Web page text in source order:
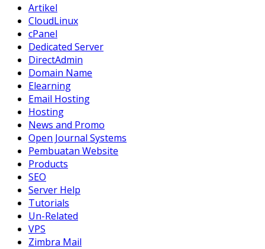
Artikel
CloudLinux
cPanel
Dedicated Server
DirectAdmin
Domain Name
Elearning
Email Hosting
Hosting
News and Promo
Open Journal Systems
Pembuatan Website
Products
SEO
Server Help
Tutorials
Un-Related
VPS
Zimbra Mail